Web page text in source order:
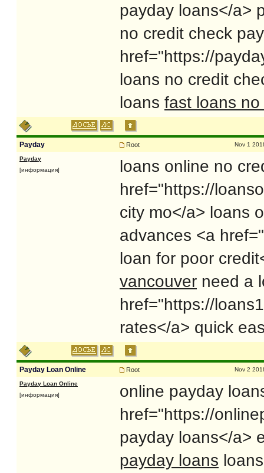
payday loans</a>
no credit check
href="https://
loans no credit
loans fast loans
Payday Root Nov 1
Payday
[информация]
loans online no
href="https://
city mo</a> loans
advances <a
loan for poor
vancouver need a
href="https://
rates</a> quick
Payday Loan Online Root Nov 2
Payday Loan Online
[информация]
online payday
href="https://
payday loans</a>
payday loans